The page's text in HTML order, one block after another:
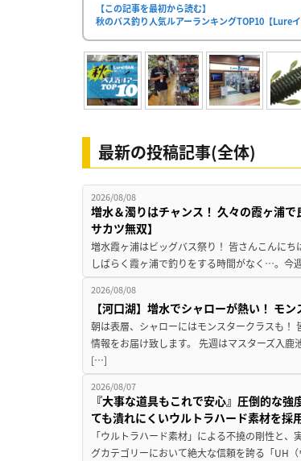
【この記事を最初から読む】
秋のバス釣り人気ルアーランキングTOP10【Lure
最新の投稿記事(全体)
2026/08/08
増水＆濁りはチャンス！ 久々の霞ヶ浦
サカツ無双】
増水霞ヶ浦はビッグバス祭り！ 皆さんこんに
しばらく霞ヶ浦で釣りをする時間がなく…。
2026/08/08
【河口湖】増水でシャローが熱い！ モ
朝は表層、シャローにはモンスタークラスも！
情報をお届け致します。 先週はマスターズ入
[…]
2026/08/07
『大事な道具もこれで安心』圧倒的な
ても潰れにくいウルトラハード素材を採用
「ウルトラハード素材」による不撓の剛性と
グカテゴリーにおいて絶大な信頼を誇る「UH